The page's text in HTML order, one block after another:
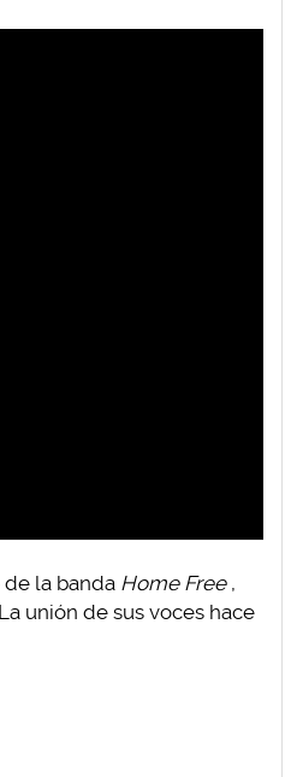
de la banda Home Free ,
unión de sus voces hace